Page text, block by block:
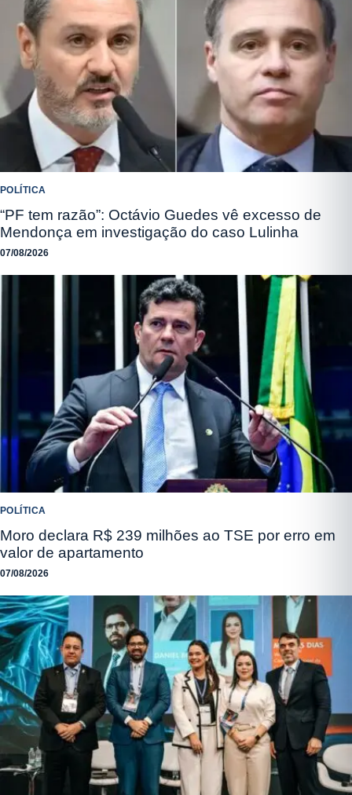
POLÍTICA
“PF tem razão”: Octávio Guedes vê excesso de
Mendonça em investigação do caso Lulinha
07/08/2026
POLÍTICA
Moro declara R$ 239 milhões ao TSE por erro em
valor de apartamento
07/08/2026